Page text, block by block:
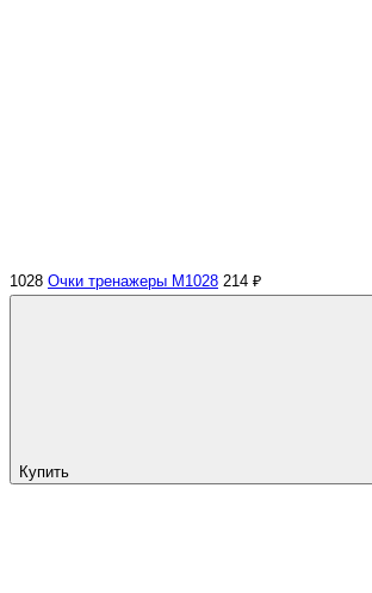
1028 Очки тренажеры M1028 214 ₽
Купить